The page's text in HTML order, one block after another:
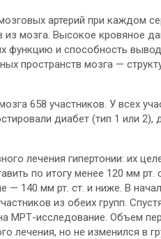
артерий при каждом
мозга. Высокое кровяное
функцию и способность
пространств мозга —
658 участников. У всех
диабет (тип 1 или 2),
лечения гипертонии: их
по итогу менее 120 мм рт.
— 140 мм рт. ст. и ниже. В
из обеих групп.
МРТ-исследование. Объем
лечения, но не изменился в